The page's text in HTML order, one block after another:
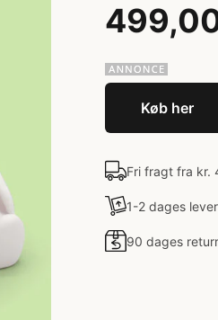
Køb her
Fri fragt fra kr.
1-2 dages
90 dages